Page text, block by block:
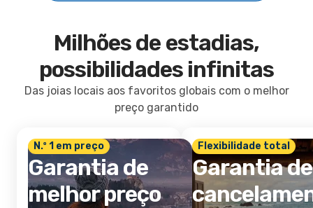
Milhões de estadias,
possibilidades infinitas
Das joias locais aos favoritos globais com o melhor
preço garantido
N.º 1 em preço
Garantia de
melhor preço
Flexibilidade total
Garantia de